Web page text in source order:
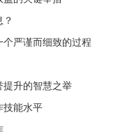
严谨而细致的过程
提升的智慧之举
技能水平